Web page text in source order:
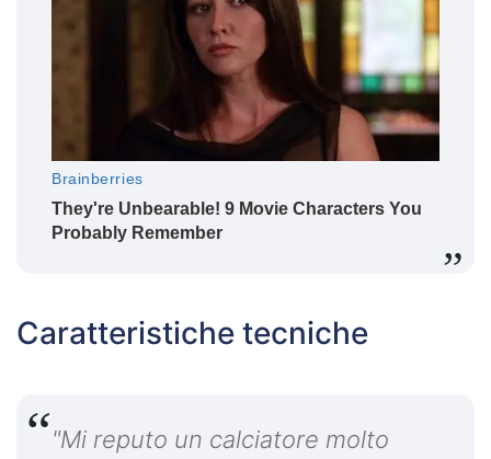
Caratteristiche tecniche
"Mi reputo un calciatore molto